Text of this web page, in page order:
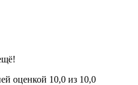
оценкой 10,0 из 10,0